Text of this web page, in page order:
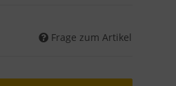
Frage zum Artikel